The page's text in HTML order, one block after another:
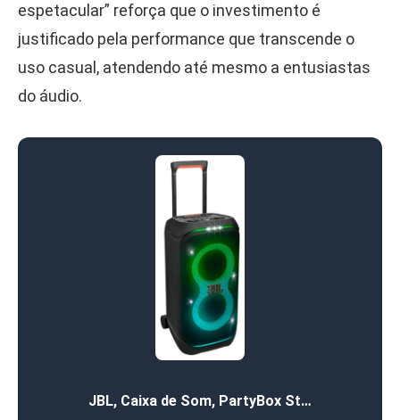
espetacular” reforça que o investimento é
justificado pela performance que transcende o
uso casual, atendendo até mesmo a entusiastas
do áudio.
JBL, Caixa de Som, PartyBox St…